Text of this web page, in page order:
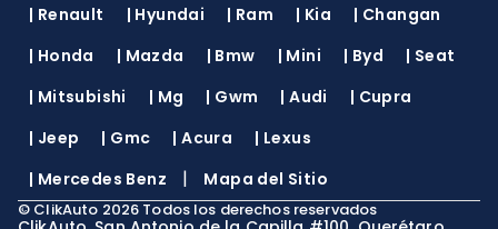
| Renault | Hyundai | Ram | Kia | Changan
| Honda | Mazda | Bmw | Mini | Byd | Seat
| Mitsubishi | Mg | Gwm |Audi | Cupra
| Jeep | Gmc |Acura | Lexus
| Mercedes Benz | Mapa del Sitio
© ClikAuto 2026 Todos los derechos reservados